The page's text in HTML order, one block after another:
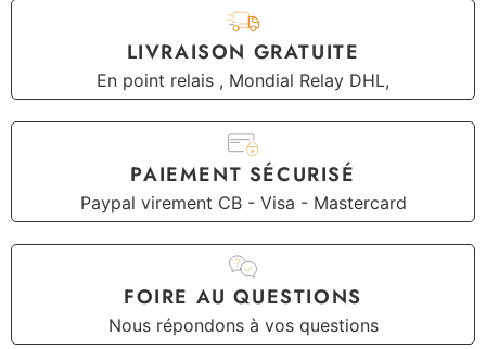
LIVRAISON GRATUITE
En point relais , Mondial Relay DHL,
PAIEMENT SÉCURISÉ
Paypal virement CB - Visa - Mastercard
FOIRE AU QUESTIONS
Nous répondons à vos questions